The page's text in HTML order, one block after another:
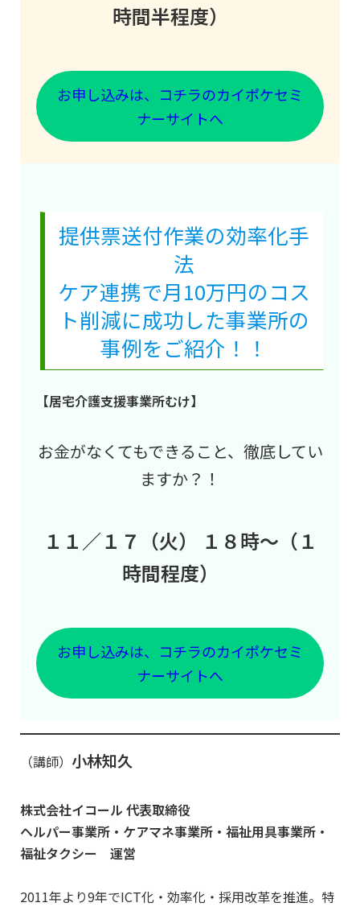
時間半程度）
お申し込みは、コチラのカイポケセミ
ナーサイトへ
提供票送付作業の効率化手
法
ケア連携で月10万円のコス
ト削減に成功した事業所の
事例をご紹介！！
【居宅介護支援事業所むけ】
お金がなくてもできること、徹底してい
ますか？！
１１／１７（火） １８時～（１
時間程度）
お申し込みは、コチラのカイポケセミ
ナーサイトへ
（講師） 小林知久
株式会社イコール 代表取締役
ヘルパー事業所・ケアマネ事業所・福祉用具事業所・
福祉タクシー 運営
2011年より9年でICT化・効率化・採用改革を推進。特